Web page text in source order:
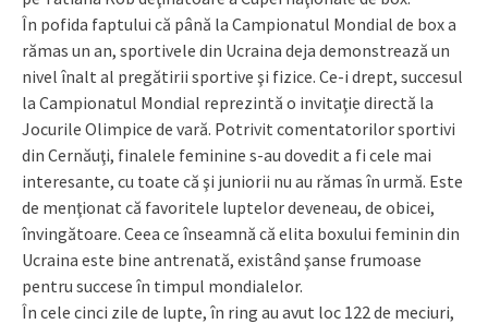
În pofida faptului că până la Campionatul Mondial de box a
rămas un an, sportivele din Ucraina deja demonstrează un
nivel înalt al pregătirii sportive şi fizice. Ce-i drept, succesul
la Cam­pio­natul Mondial reprezintă o invitaţie directă la
Jocurile Olimpice de vară. Potrivit comentatorilor sportivi
din Cernăuţi, finalele feminine s-au dovedit a fi cele mai
interesante, cu toate că şi juniorii nu au rămas în urmă. Este
de menţionat că favoritele luptelor deveneau, de obicei,
învingătoare. Ceea ce înseamnă că elita boxului feminin din
Ucraina este bine antrenată, existând şanse frumoase
pentru succese în timpul mondialelor.
În cele cinci zile de lupte, în ring au avut loc 122 de meciuri,